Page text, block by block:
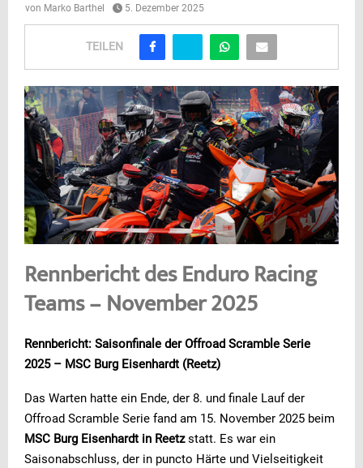
von Marko Barthel 5. Dezember 2025
TEILEN
Rennbericht des Enduro Racing
Teams – November 2025
Rennbericht: Saisonfinale der Offroad Scramble Serie
2025 – MSC Burg Eisenhardt (Reetz)
Das Warten hatte ein Ende, der 8. und finale Lauf der
Offroad Scramble Serie fand am 15. November 2025 beim
MSC Burg Eisenhardt in Reetzstatt. Es war ein
Saisonabschluss, der in puncto Härte und Vielseitigkeit